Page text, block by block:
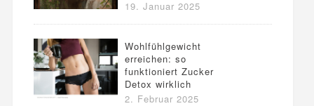
19. Januar 2025
Wohlfühlgewicht
erreichen: so
funktioniert Zucker
Detox wirklich
2. Februar 2025